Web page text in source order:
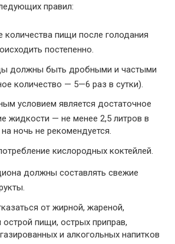
правил:
количества пищи после голодания
постепенно.
должны быть дробными и частыми
количество — 5—6 раз в сутки).
условием является достаточное
жидкости — не менее 2,5 литров в
ночь не рекомендуется.
кислородных коктейлей.
должны составлять свежие
от жирной, жареной,
острой пищи, острых приправ,
и алкогольных напитков